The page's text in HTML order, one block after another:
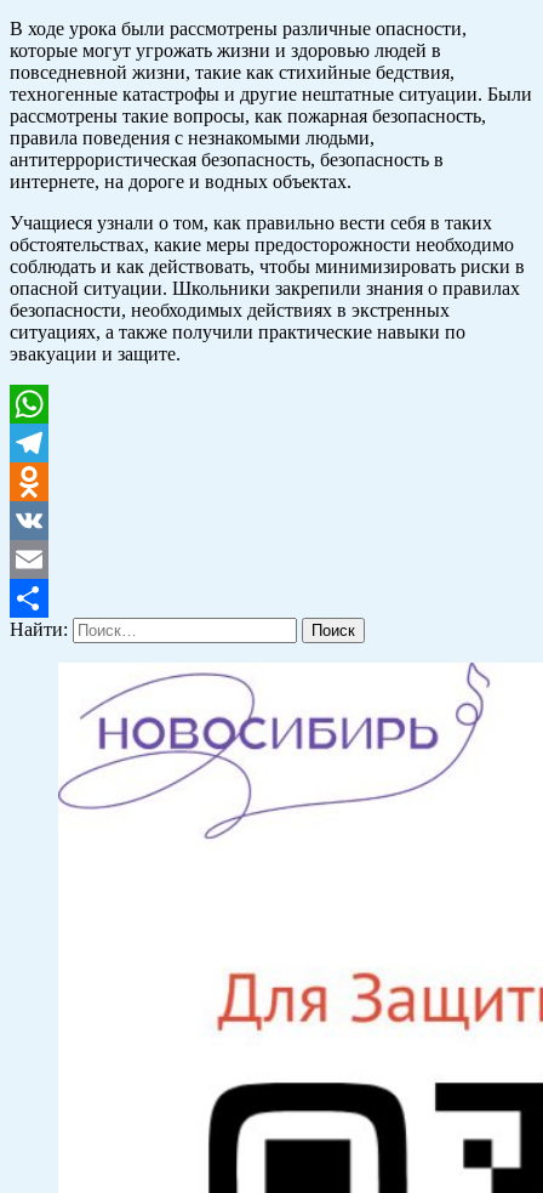
В ходе урока были рассмотрены различные опасности,
которые могут угрожать жизни и здоровью людей в
повседневной жизни, такие как стихийные бедствия,
техногенные катастрофы и другие нештатные ситуации. Были
рассмотрены такие вопросы, как пожарная безопасность,
правила поведения с незнакомыми людьми,
антитеррористическая безопасность, безопасность в
интернете, на дороге и водных объектах.
Учащиеся узнали о том, как правильно вести себя в таких
обстоятельствах, какие меры предосторожности необходимо
соблюдать и как действовать, чтобы минимизировать риски в
опасной ситуации. Школьники закрепили знания о правилах
безопасности, необходимых действиях в экстренных
ситуациях, а также получили практические навыки по
эвакуации и защите.
WhatsApp
Telegram
Odnoklassniki
VK
Email
Отправить
Найти: